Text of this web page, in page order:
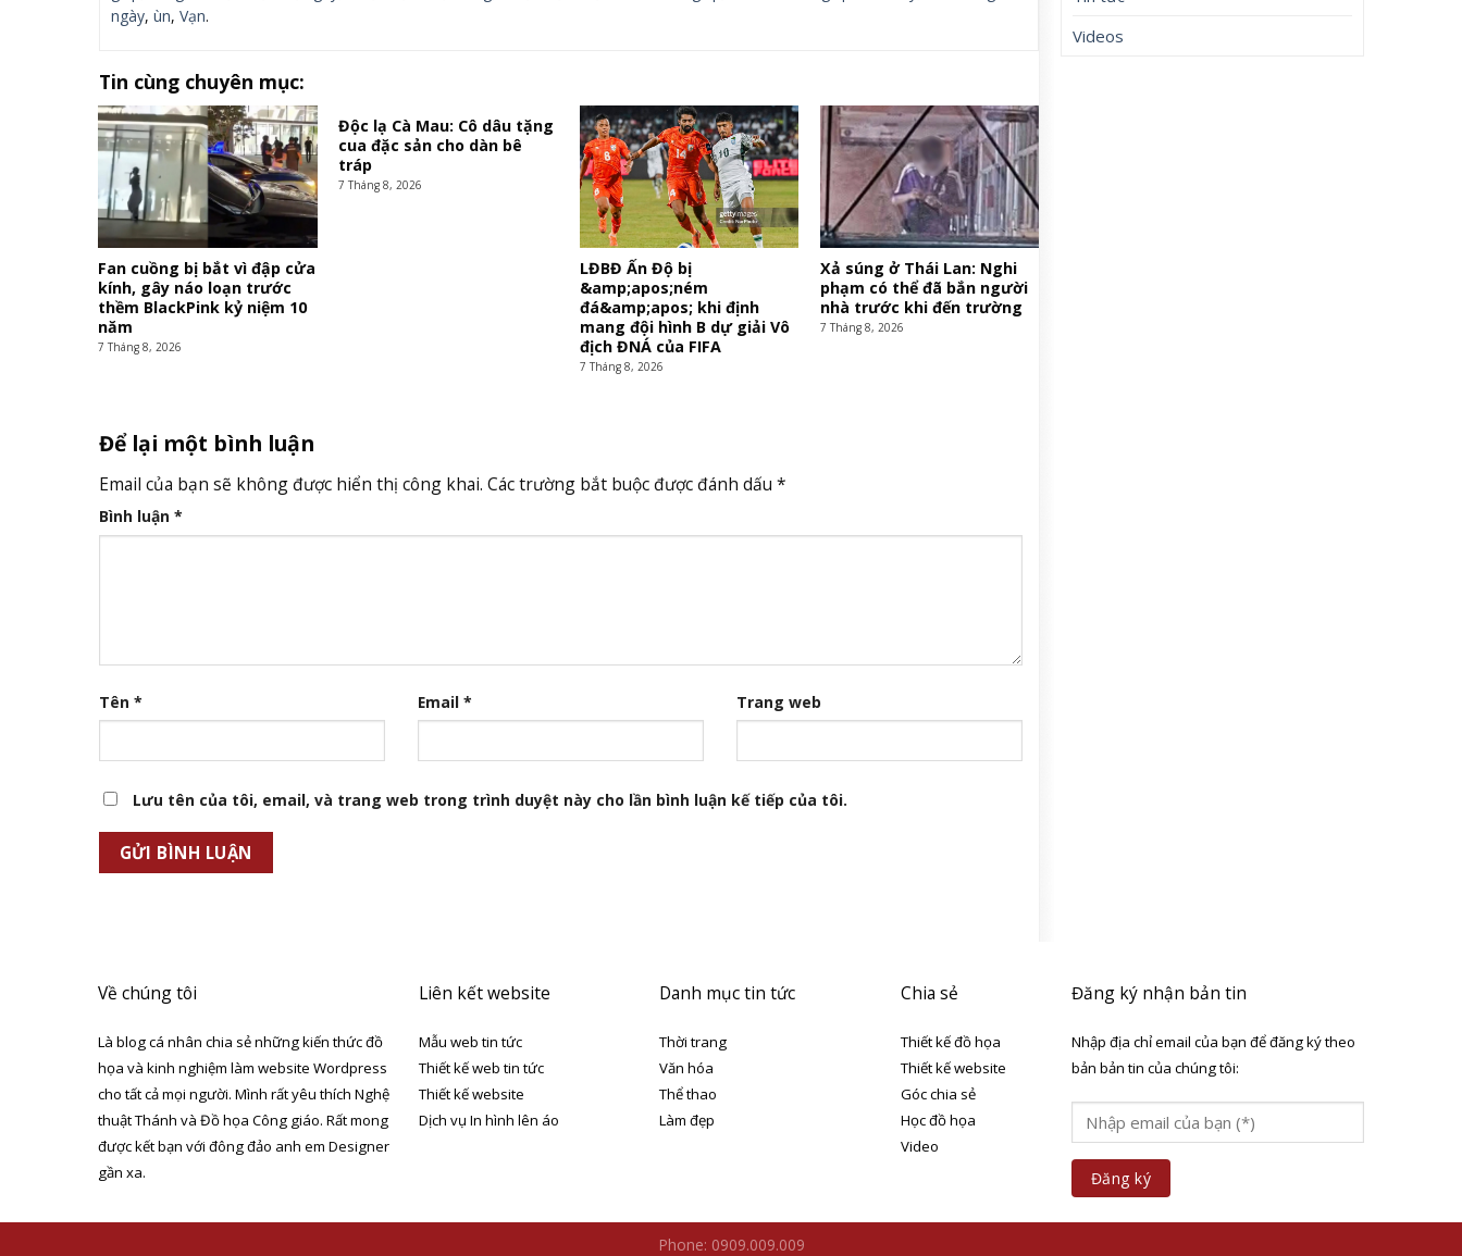
ngày, ùn, Vạn.
Tin cùng chuyên mục:
Fan cuồng bị bắt vì đập cửa
kính, gây náo loạn trước
thềm BlackPink kỷ niệm 10
năm
7 Tháng 8, 2026
Độc lạ Cà Mau: Cô dâu tặng
cua đặc sản cho dàn bê
tráp
7 Tháng 8, 2026
LĐBĐ Ấn Độ bị
&amp;apos;ném
đá&amp;apos; khi định
mang đội hình B dự giải Vô
địch ĐNÁ của FIFA
7 Tháng 8, 2026
Xả súng ở Thái Lan: Nghi
phạm có thể đã bắn người
nhà trước khi đến trường
7 Tháng 8, 2026
Để lại một bình luận
Email của bạn sẽ không được hiển thị công khai. Các trường bắt buộc được đánh dấu *
Bình luận *
Tên * Email * Trang web
Lưu tên của tôi, email, và trang web trong trình duyệt này cho lần bình luận kế tiếp của tôi.
Videos
Về chúng tôi
Là blog cá nhân chia sẻ những kiến thức đồ
họa và kinh nghiệm làm website Wordpress
cho tất cả mọi người. Mình rất yêu thích Nghệ
thuật Thánh và Đồ họa Công giáo. Rất mong
được kết bạn với đông đảo anh em Designer
gần xa.
Liên kết website
Mẫu web tin tức
Thiết kế web tin tức
Thiết kế website
Dịch vụ In hình lên áo
Danh mục tin tức
Thời trang
Văn hóa
Thể thao
Làm đẹp
Chia sẻ
Thiết kế đồ họa
Thiết kế website
Góc chia sẻ
Học đồ họa
Video
Đăng ký nhận bản tin
Nhập địa chỉ email của bạn để đăng ký theo
bản bản tin của chúng tôi:
Phone: 0909.009.009